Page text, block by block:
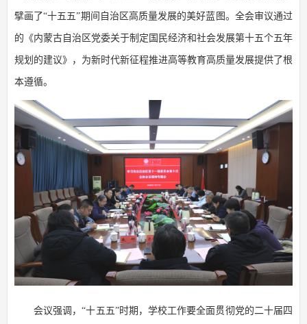
擘画了“十五五”期间自治区高质量发展的美好蓝图。全会审议通过
的《内蒙古自治区党委关于制定国民经济和社会发展第十五个五年
规划的建议》，为新时代新征程推进高等教育高质量发展提供了根
本遵循。
会议强调，“十五五”时期，学校工作要全面贯彻党的二十届四